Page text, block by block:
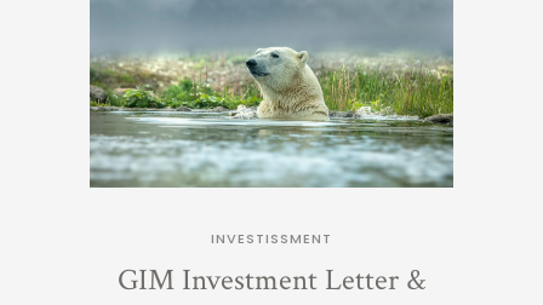
INVESTISSMENT
GIM Investment Letter &